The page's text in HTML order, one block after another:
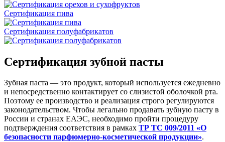
Сертификация пива
Сертификация полуфабрикатов
Сертификация зубной пасты
Зубная паста — это продукт, который используется ежедневно
и непосредственно контактирует со слизистой оболочкой рта.
Поэтому ее производство и реализация строго регулируются
законодательством. Чтобы легально продавать зубную пасту в
России и странах ЕАЭС, необходимо пройти процедуру
подтверждения соответствия в рамках ТР ТС 009/2011 «О
безопасности парфюмерно-косметической продукции».